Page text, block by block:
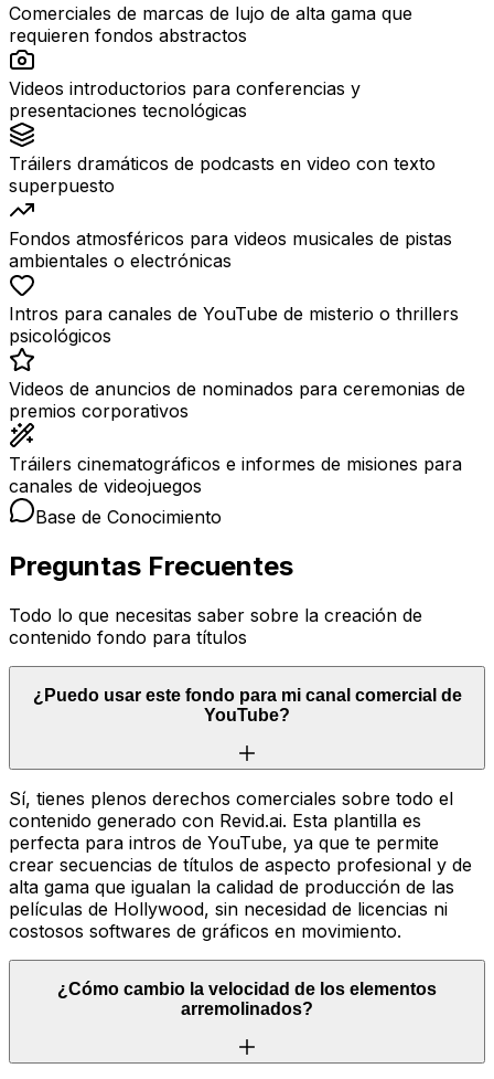
Comerciales de marcas de lujo de alta gama que
requieren fondos abstractos
Videos introductorios para conferencias y
presentaciones tecnológicas
Tráilers dramáticos de podcasts en video con texto
superpuesto
Fondos atmosféricos para videos musicales de pistas
ambientales o electrónicas
Intros para canales de YouTube de misterio o thrillers
psicológicos
Videos de anuncios de nominados para ceremonias de
premios corporativos
Tráilers cinematográficos e informes de misiones para
canales de videojuegos
Base de Conocimiento
Preguntas Frecuentes
Todo lo que necesitas saber sobre la creación de
contenido fondo para títulos
¿Puedo usar este fondo para mi canal comercial de
YouTube?
Sí, tienes plenos derechos comerciales sobre todo el
contenido generado con Revid.ai. Esta plantilla es
perfecta para intros de YouTube, ya que te permite
crear secuencias de títulos de aspecto profesional y de
alta gama que igualan la calidad de producción de las
películas de Hollywood, sin necesidad de licencias ni
costosos softwares de gráficos en movimiento.
¿Cómo cambio la velocidad de los elementos
arremolinados?